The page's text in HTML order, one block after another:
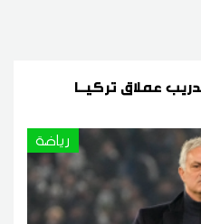
عملاق تركيــا
رياضة